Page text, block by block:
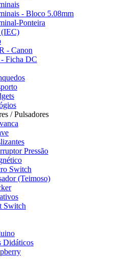
- Bloco 5.08mm
Ponteira
- Canon
Ficha DC
/ Pulsadores
Pressão
Switch
(Teimoso)
Switch
Didáticos